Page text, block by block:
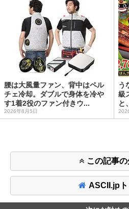
腰は大風量ファン、背中はペル
チェ冷却。ダブルで身体を冷や
す1着2役のファン付きウ...
2026年8月5日
う
級
と
この記事
ASCII.jp